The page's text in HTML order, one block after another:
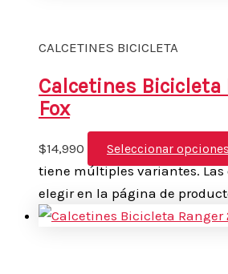
CALCETINES BICICLETA
Calcetines Bicicleta
Fox
$14,990 Seleccionar opciones
tiene múltiples variantes. Las
elegir en la página de